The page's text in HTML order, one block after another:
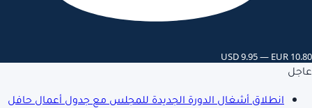
USD 9.95 — EUR 10.80
عاجل
انطلاق أشغال الدورة الجديدة للمجلس مع جدول أعمال حافل